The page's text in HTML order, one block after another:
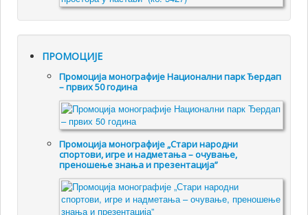
ПРОМОЦИЈЕ
Промоцијa монографије Национални парк Ђердап
– првих 50 година
Промоцијa монографије „Стари народни
спортови, игре и надметања – очување,
преношење знања и презентација”